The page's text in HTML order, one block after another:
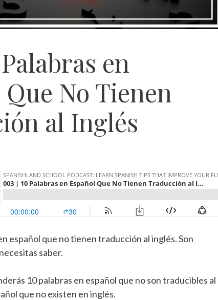
en
No Tienen
al Inglés
español que no tienen traducción al inglés. Son
saber.
10 palabras en español que no son traducibles al
que no existen en inglés.